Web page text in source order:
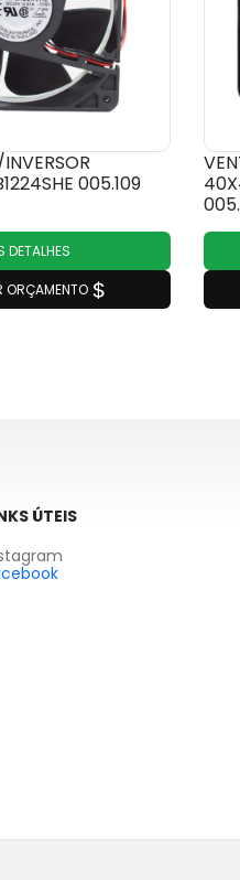
005.109
DETALHES
ORÇAMENTO
ÚTEIS